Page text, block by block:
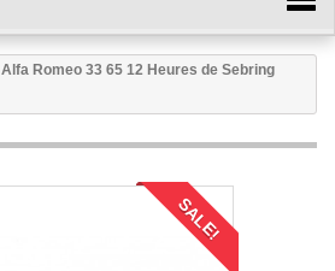
Alfa Romeo 33 65 12 Heures de Sebring
SALE!